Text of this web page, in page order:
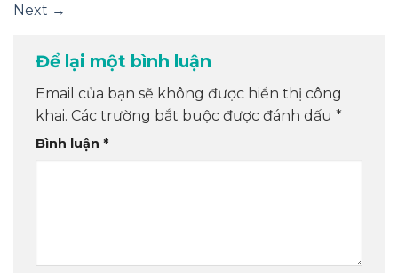
Next →
Để lại một bình luận
Email của bạn sẽ không được hiển thị công
khai. Các trường bắt buộc được đánh dấu *
Bình luận *